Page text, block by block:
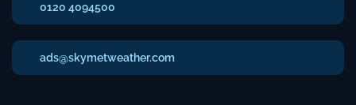
0120 4094500
ads@skymetweather.com